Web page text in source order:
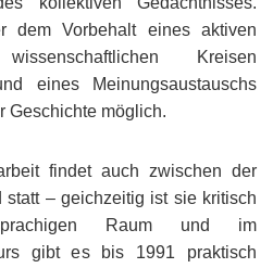
dem Vorbehalt eines aktiven
Kreisen
eines Meinungsaustauschs
Geschichte möglich.
findet auch zwischen der
– geichzeitig ist sie kritisch
Raum und im
gibt es bis 1991 praktisch